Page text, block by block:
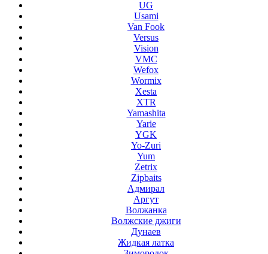
UG
Usami
Van Fook
Versus
Vision
VMC
Wefox
Wormix
Xesta
XTR
Yamashita
Yarie
YGK
Yo-Zuri
Yum
Zetrix
Zipbaits
Адмирал
Аргут
Волжанка
Волжские джиги
Дунаев
Жидкая латка